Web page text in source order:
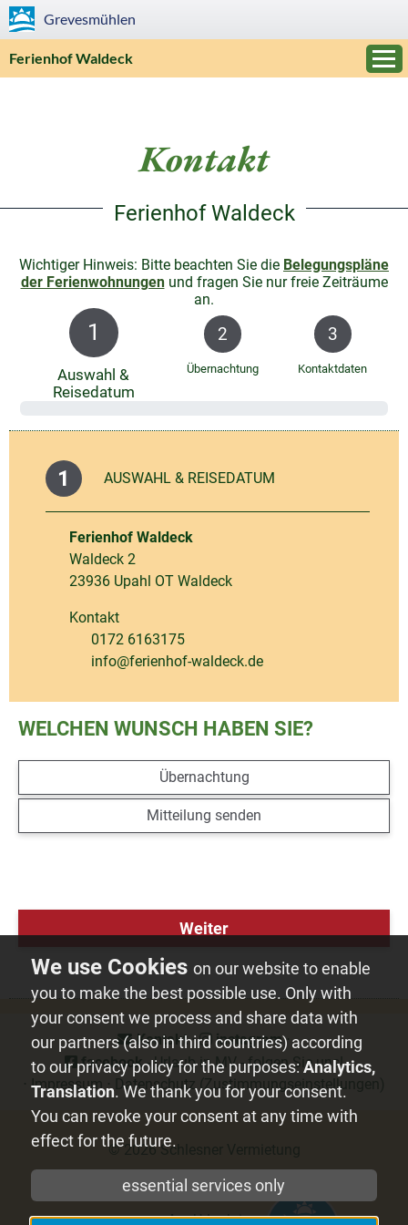
Grevesmühlen
Ferienhof Waldeck
Kontakt
Ferienhof Waldeck
Wichtiger Hinweis: Bitte beachten Sie die Belegungspläne
der Ferienwohnungenund fragen Sie nur freie Zeiträume
an.
1
Auswahl &
Reisedatum
2
Übernachtung
3
Kontaktdaten
1 AUSWAHL & REISEDATUM
Ferienhof Waldeck
Waldeck 2
23936 Upahl OT Waldeck
Kontakt
Telefonnummer
0172 6163175
E-Mail-Adresse
info@ferienhof-waldeck.de
WELCHEN WUNSCH HABEN SIE?
Übernachtung
Mitteilung senden
Weiter
© 2026Schlesner Vermietung
mvp.de- Urlaub in
Kontakt ⋅ instagram ⋅
facebook- Urlaub in MV - folgen Sie uns!
Impressum ⋅ Datenschutz (Zustimmungseinstellungen)
on our website to enable
you to make the best possible use. Only with
your consent we process and share data with
our partners (also in third countries) according
to our privacy policy for the purposes:Analytics,
Translation. We thank you for your consent.
You can revoke your consent at any time with
effect for the future.
essential services only